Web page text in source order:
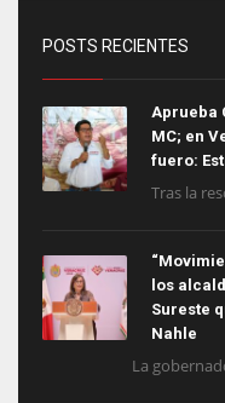
POSTS RECIENTES
Aprueba
MC; en
fuero:
Tras la
los
Sureste
Nahle
La